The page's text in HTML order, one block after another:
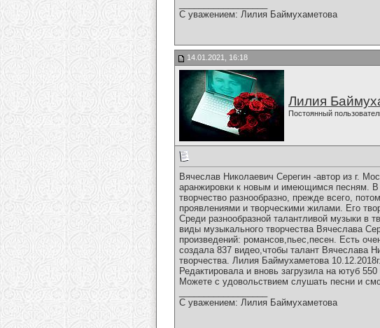
С уважением: Лилия Баймухаметова
14.01.2021, 16:18
Лилия
Постоянный
Вячеслав Николаевич Серегин -автор из г.
аранжировки к новым и имеющимся песням. В
творчество разнообразно, прежде всего,
проявлениями и творческими жилами. Его
Среди разнообразной талантливой музыки в
виды музыкального творчества Вячеслава
произведений: романсов,пьес,песен. Есть
создала 837 видео,чтобы талант Вячеслава
творчества. Лилия Баймухаметова 10.12.2018г.
Редактировала и вновь загрузила на ютуб 550
Можете с удовольствием слушать песни и
С уважением: Лилия Баймухаметова